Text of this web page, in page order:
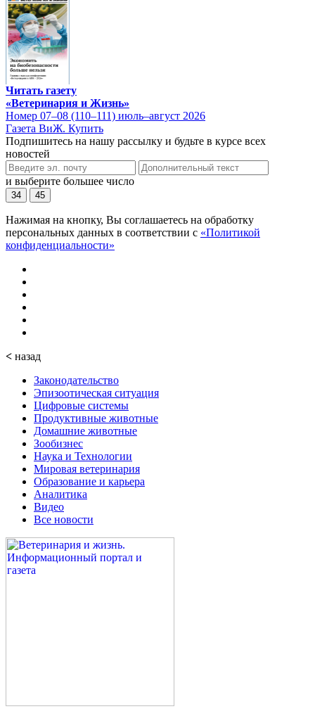
Читать газету
«Ветеринария и Жизнь»
Номер 07–08 (110–111) июль–август 2026
Газета ВиЖ. Купить
Подпишитесь на нашу рассылку и будьте в курсе всех
новостей
и выберите большее число
34 45
Нажимая на кнопку, Вы соглашаетесь на обработку
персональных данных в соответствии с «Политикой
конфиденциальности»
< назад
Законодательство
Эпизоотическая ситуация
Цифровые системы
Продуктивные животные
Домашние животные
Зообизнес
Наука и Технологии
Мировая ветеринария
Образование и карьера
Аналитика
Видео
Все новости